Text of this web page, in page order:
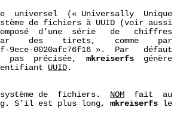
universel  (« Universally  Unique
de fichiers à UUID (voir aussi
d’une  série   de   chiffres
des    tirets,    comme    par
9ece-0020afc76f16 ».  Par   défaut
pas  précisée,
mkreiserfs
  génère
UUID .
de  fichiers.
NOM
  fait  au
S’il est plus long,
mkreiserfs le